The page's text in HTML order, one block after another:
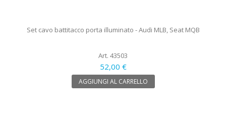
Set cavo battitacco porta illuminato - Audi MLB, Seat MQB
Art. 43503
52,00 €
AGGIUNGI AL CARRELLO